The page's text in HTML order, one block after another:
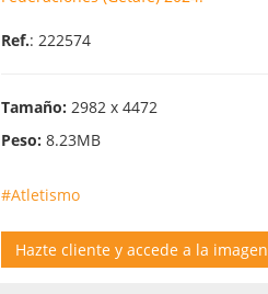
Ref.: 222574
Tamaño: 2982 x 4472
Peso: 8.23MB
#Atletismo
Hazte cliente y accede a la imagen